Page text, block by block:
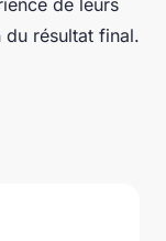
de leurs
résultat final.